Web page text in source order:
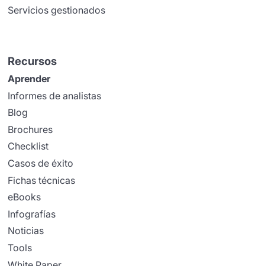
Servicios gestionados
Recursos
Aprender
Informes de analistas
Blog
Brochures
Checklist
Casos de éxito
Fichas técnicas
eBooks
Infografías
Noticias
Tools